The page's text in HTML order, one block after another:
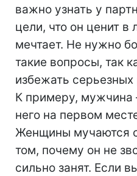
важно узнать у
цели, что он ценит в
мечтает. Не нужно
такие вопросы, так
избежать
К примеру, мужчина
него на первом
Женщины мучаются
том, почему он не
сильно занят. Если